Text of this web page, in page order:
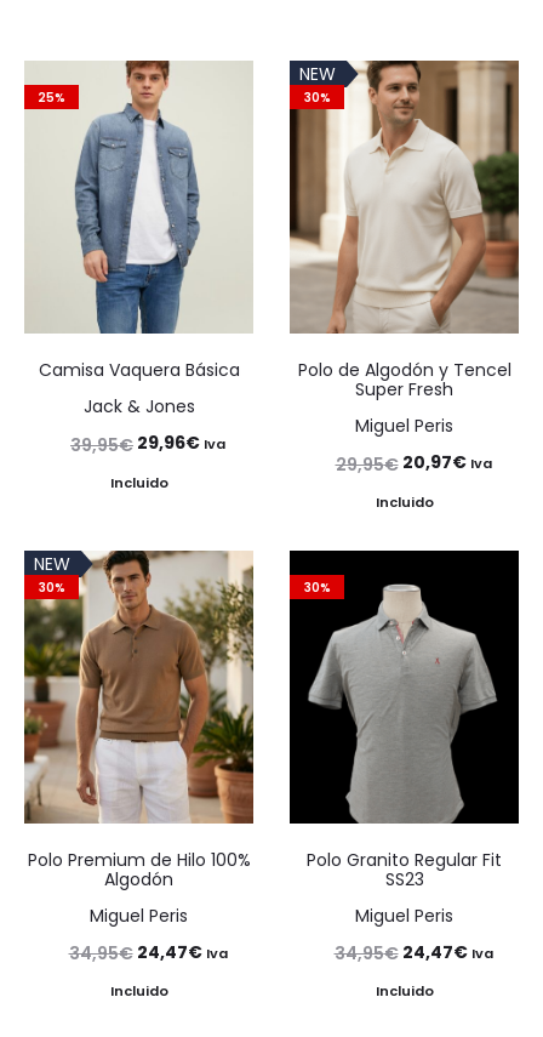
25%
Camisa Vaquera Básica
Jack & Jones
39,95€ El
precio
era:
39,95€.
29,96€El
es:
29,96€.
Iva
Incluido
NEW
30%
Polo de Algodón y Tencel
Super Fresh
Miguel Peris
29,95€ El
precio
29,95€.
20,97€ElIva
Incluido
NEW
30%
Polo Premium de Hilo 100%
Algodón
Miguel Peris
34,95€ El
precio
24,47€ElIva
Incluido
30%
Polo Granito Regular Fit
SS23
Miguel Peris
34,95€ El
precio
24,47€ElIva
Incluido